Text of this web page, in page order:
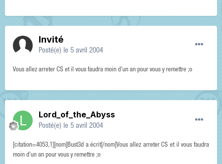
Invité
Posté(e) le 5 avril 2004
Vous allez arreter CS et il vous faudra moin d'un an pour vous y remettre ;o
Lord_of_the_Abyss
Posté(e) le 5 avril 2004
[citation=4053,1][nom]Bust3d a écrit[/nom]Vous allez arreter CS et il vous faudra
moin d'un an pour vous y remettre ;o